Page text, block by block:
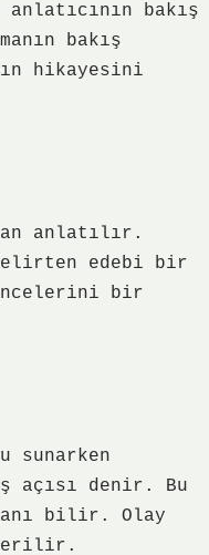
bakış
bakış
hikayesini
anlatılır.
edebi bir
bir
sunarken
açısı denir. Bu
bilir. Olay
verilir.